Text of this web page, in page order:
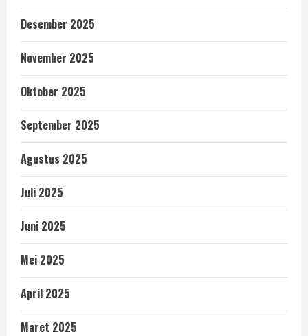
Desember 2025
November 2025
Oktober 2025
September 2025
Agustus 2025
Juli 2025
Juni 2025
Mei 2025
April 2025
Maret 2025